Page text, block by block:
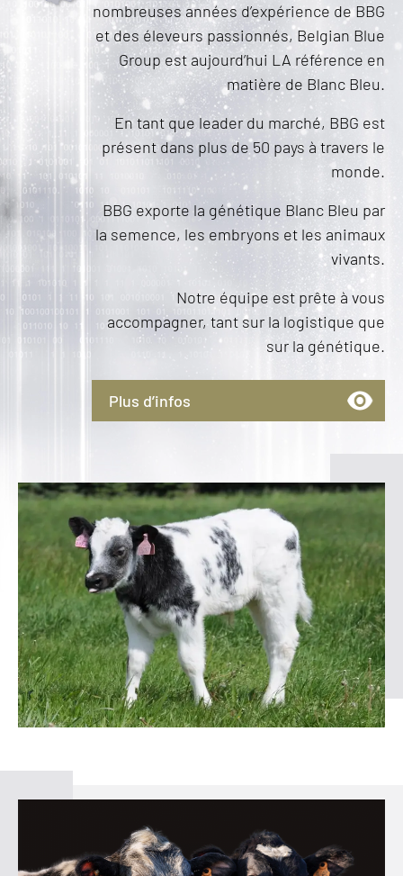
nombreuses années d’expérience de BBG
et des éleveurs passionnés, Belgian Blue
Group est aujourd’hui LA référence en
matière de Blanc Bleu.
En tant que leader du marché, BBG est
présent dans plus de 50 pays à travers le
monde.
BBG exporte la génétique Blanc Bleu par
la semence, les embryons et les animaux
vivants.
Notre équipe est prête à vous
accompagner, tant sur la logistique que
sur la génétique.
Plus d’infos